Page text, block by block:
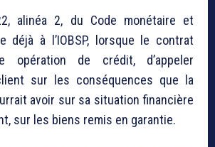
alinéa 2, du Code monétaire et
déjà à l’IOBSP, lorsque le contrat
opération de crédit, d’appeler
sur les conséquences que la
avoir sur sa situation financière
sur les biens remis en garantie.